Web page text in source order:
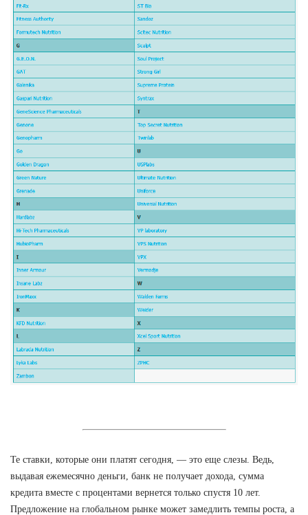
Те ставки, которые они платят сегодня, — это еще слезы. Ведь,
выдавая ежемесячно деньги, банк не получает дохода, сумма
кредита вместе с процентами вернется только спустя 10 лет.
Предложение на глобальном рынке может замедлить темпы роста, а